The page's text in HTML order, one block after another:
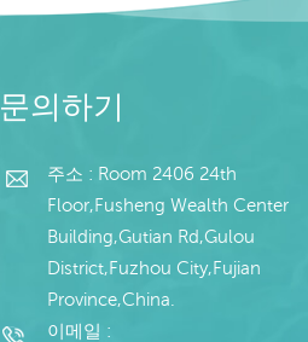
문의하기
주소 : Room 2406 24th
Floor,Fusheng Wealth Center
Building,Gutian Rd,Gulou
District,Fuzhou City,Fujian
Province,China.
이메일 :